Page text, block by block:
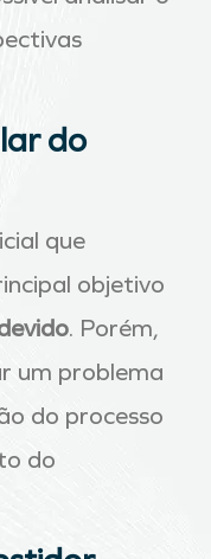
do
que
objetivo
. Porém,
um problema
do processo
do